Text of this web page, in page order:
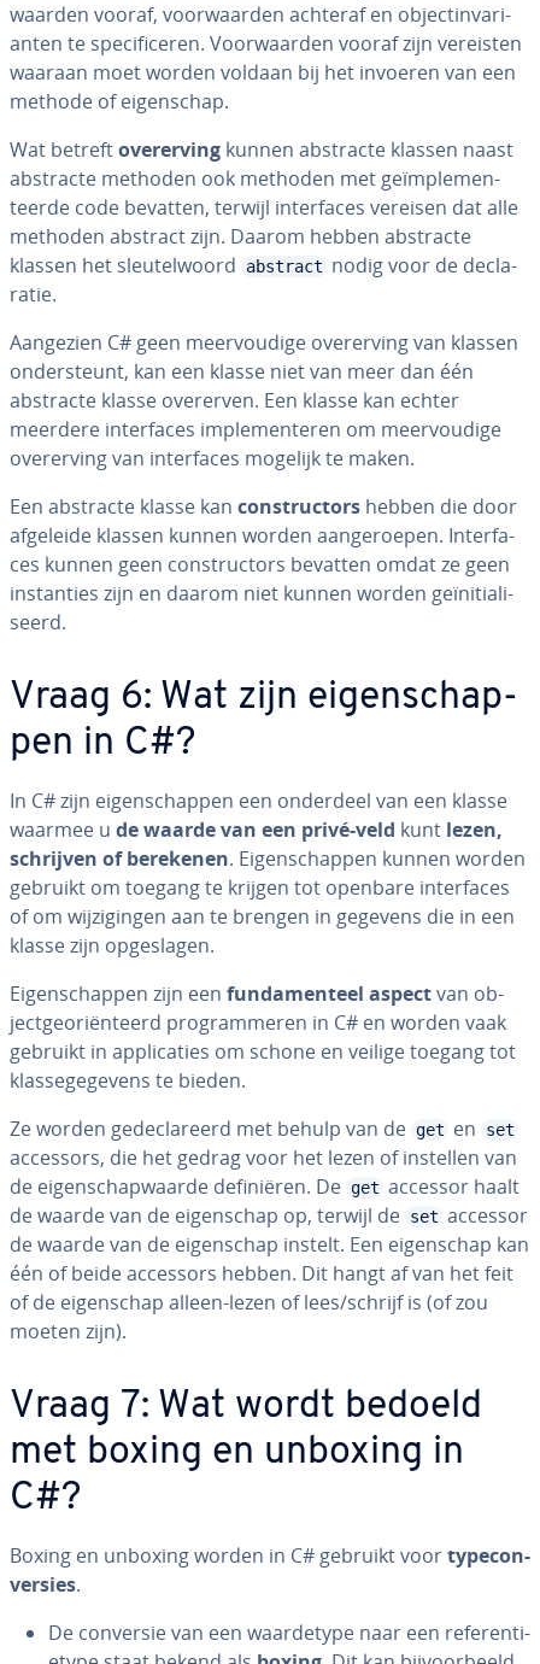
waar­den vooraf, voor­waar­den achteraf en ob­ject­in­va­ri­
an­ten te spe­ci­fi­ce­ren. Voor­waar­den vooraf zijn vereisten
waaraan moet worden voldaan bij het invoeren van een
methode of ei­gen­schap.
Wat betreftover­er­ving kunnen abstracte klassen naast
abstracte methoden ook methoden met ge­ïm­ple­men­
teer­de code bevatten, terwijl in­ter­fa­ces vereisen dat alle
methoden abstract zijn. Daarom hebben abstracte
klassen het sleu­tel­woord
abstract nodig voor de de­cla­
ra­tie.
Aangezien C# geen meer­vou­di­ge over­er­ving van klassen
on­der­steunt, kan een klasse niet van meer dan één
abstracte klasse overerven. Een klasse kan echter
meerdere in­ter­fa­ces im­ple­men­te­ren om meer­vou­di­ge
over­er­ving van in­ter­fa­ces mogelijk te maken.
Een abstracte klasse kan con­struc­tors hebben die door
afgeleide klassen kunnen worden aan­ge­roe­pen. In­ter­fa­
ces kunnen geen con­struc­tors bevatten omdat ze geen
in­stan­ties zijn en daarom niet kunnen worden ge­ï­ni­ti­a­li­
seerd.
Vraag 6: Wat zijn ei­gen­schap­
pen in C#?
In C# zijn ei­gen­schap­pen een onderdeel van een klasse
waarmee u de waarde van een privé-veld kunt lezen,
schrijven of berekenen. Ei­gen­schap­pen kunnen worden
gebruikt om toegang te krijgen tot openbare in­ter­fa­ces
of om wij­zi­gin­gen aan te brengen in gegevens die in een
klasse zijn op­ge­sla­gen.
Ei­gen­schap­pen zijn een fun­da­men­teel aspectvan ob­
ject­ge­o­ri­ën­teerd pro­gram­me­ren in C# en worden vaak
gebruikt in ap­pli­ca­ties om schone en veilige toegang tot
klas­se­ge­ge­vens te bieden.
Ze worden ge­de­cla­reerd met behulp van de get en set
accessors, die het gedrag voor het lezen of instellen van
de ei­gen­schap­waar­de de­fi­ni­ë­ren. De get accessor haalt
de waarde van de ei­gen­schap op, terwijl de set accessor
de waarde van de ei­gen­schap instelt. Een ei­gen­schap kan
één of beide accessors hebben. Dit hangt af van het feit
of de ei­gen­schap alleen-lezen of lees/schrijf is (of zou
moeten zijn).
Vraag 7: Wat wordt bedoeld
met boxing en unboxing in
C#?
Boxing en unboxing worden in C# gebruikt voorty­p­econ­
ver­sies.
De conversie van een waar­de­ty­pe naar een re­fe­ren­ti­